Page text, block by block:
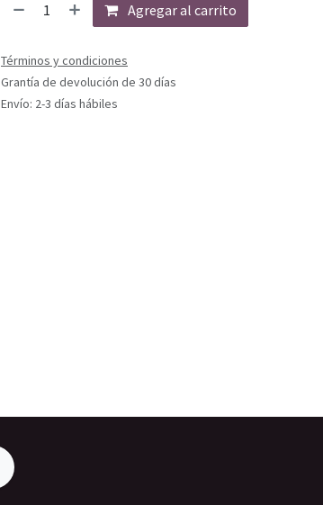
Agregar al carrito
Términos y condiciones
Grantía de devolución de 30 días
Envío: 2-3 días hábiles